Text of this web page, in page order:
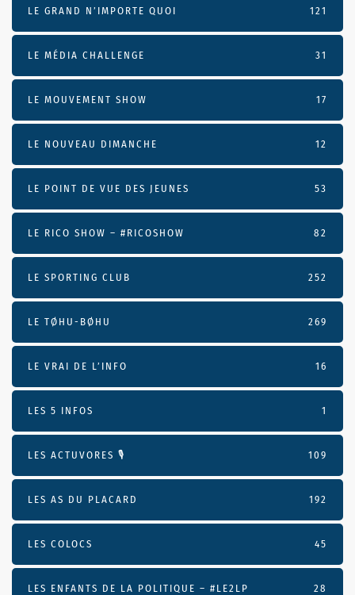
LE GRAND N’IMPORTE QUOI 121
LE MÉDIA CHALLENGE 31
LE MOUVEMENT SHOW 17
LE NOUVEAU DIMANCHE 12
LE POINT DE VUE DES JEUNES 53
LE RICO SHOW – #RICOSHOW 82
LE SPORTING CLUB 252
LE TØHU-BØHU 269
LE VRAI DE L’INFO 16
LES 5 INFOS 1
LES ACTUVORES 🎙 109
LES AS DU PLACARD 192
LES COLOCS 45
LES ENFANTS DE LA POLITIQUE – #LE2LP 28